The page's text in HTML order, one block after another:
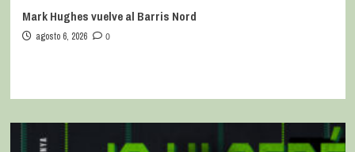
Mark Hughes vuelve al Barris Nord
agosto 6, 2026 0